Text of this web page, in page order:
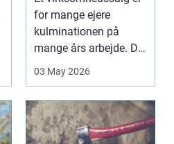
for mange ejere
kulminationen på
mange års arbejde. Det
kan være en planlagt
03 May 2026